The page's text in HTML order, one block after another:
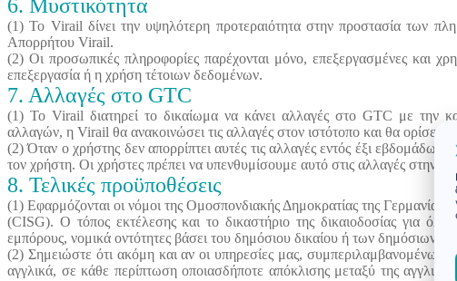
6. Μυστικότητα
(1) Το Virail δίνει την υψηλότερη προτεραιότητα στην προστασία των
Απορρήτου Virail.
(2) Οι προσωπικές πληροφορίες παρέχονται μόνο, επεξεργασμένες και
επεξεργασία ή η χρήση τέτοιων δεδομένων.
7. Αλλαγές στο GTC
(1) Το Virail διατηρεί το δικαίωμα να κάνει αλλαγές στο GTC με την
αλλαγών, η Virail θα ανακοινώσει τις αλλαγές στον ιστότοπο και θα ορίσει
(2) Όταν ο χρήστης δεν απορρίπτει αυτές τις αλλαγές εντός έξι
τον χρήστη. Οι χρήστες πρέπει να υπενθυμίσουμε αυτό στις αλλαγές στην
8. Τελικές προϋποθέσεις
(1) Εφαρμόζονται οι νόμοι της Ομοσπονδιακής Δημοκρατίας της
(CISG). Ο τόπος εκτέλεσης και το δικαστήριο της δικαιοδοσίας για
εμπόρους, νομικά οντότητες βάσει του δημόσιου δικαίου ή των δημόσιων
(2) Σημειώστε ότι ακόμη και αν οι υπηρεσίες μας, συμπεριλαμβανομένων
αγγλικά, σε κάθε περίπτωση οποιασδήποτε απόκλισης μεταξύ της